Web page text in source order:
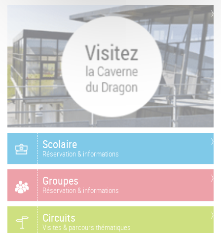
Scolaire
Réservation & informations
Groupes
Réservation & informations
Circuits
Visites & parcours thématiques